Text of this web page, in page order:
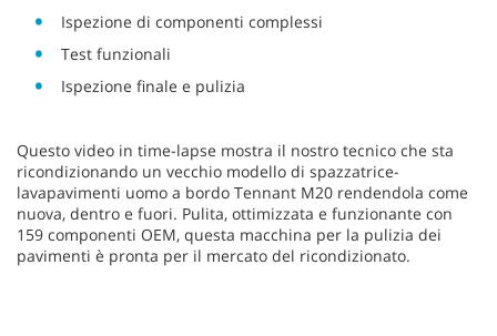
Ispezione di componenti complessi
Test funzionali
Ispezione finale e pulizia
Questo video in time-lapse mostra il nostro tecnico che sta
ricondizionando un vecchio modello di spazzatrice-
lavapavimenti uomo a bordo Tennant M20 rendendola come
nuova, dentro e fuori. Pulita, ottimizzata e funzionante con
159 componenti OEM, questa macchina per la pulizia dei
pavimenti è pronta per il mercato del ricondizionato.